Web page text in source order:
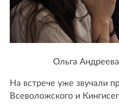
Ольга
На встрече уже звучали
Всеволожского и